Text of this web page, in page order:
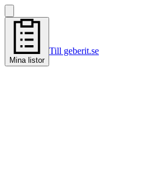
Mina listor
Till geberit.se